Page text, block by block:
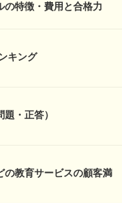
の特徴・費用と合格力
キング
・正答）
の教育サービスの顧客満